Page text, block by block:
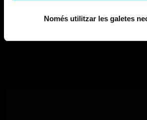
Només utilitzar les galetes